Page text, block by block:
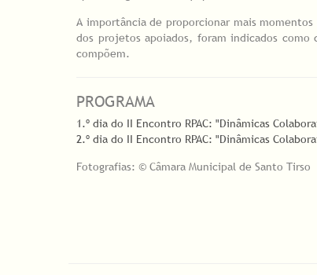
A importância de proporcionar mais
dos projetos apoiados, foram indicados
compõem.
PROGRAMA
1.º dia do II Encontro RPAC: "Dinâmicas
2.º dia do II Encontro RPAC: "Dinâmicas
Fotografias: © Câmara Municipal de Santo Tirso